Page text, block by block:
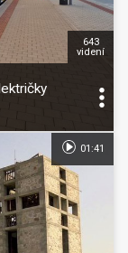
643
videní
01:41